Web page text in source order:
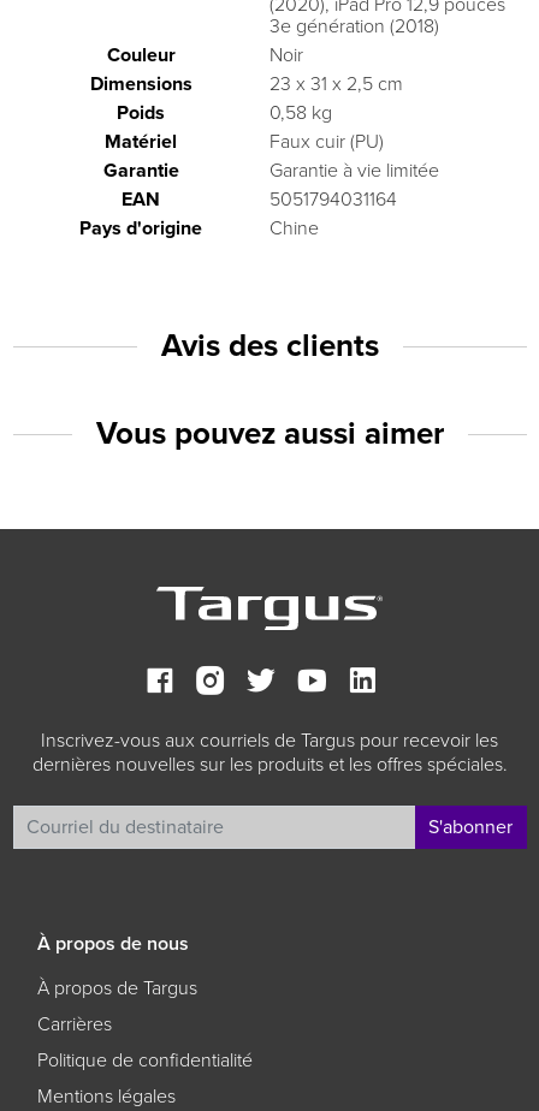
3e génération (2018)
Couleur
Noir
Dimensions
23 x 31 x 2,5 cm
Poids
0,58 kg
Matériel
Faux cuir (PU)
Garantie
Garantie à vie limitée
EAN
5051794031164
Pays d'origine
Chine
Avis des clients
Vous pouvez aussi aimer
Inscrivez-vous aux courriels de Targus pour recevoir les
dernières nouvelles sur les produits et les offres spéciales.
S'abonner
À propos de nous
À propos de Targus
Carrières
Politique de confidentialité
Mentions légales